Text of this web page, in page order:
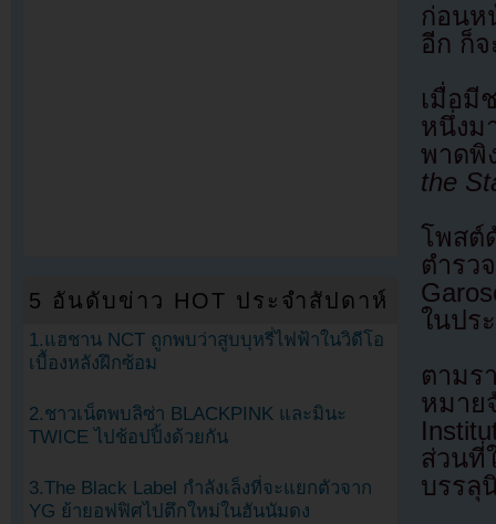
ก่อนห
อีก ก็
เมื่อมี
หนึ่งม
พาดพิ
the
โพสต์
ตำรว
ในปร
ตามร
หมาย
ส่วนที่
บรรลุ
5 อันดับข่าว HOT ประจำสัปดาห์
1.แฮชาน NCT ถูกพบว่าสูบบุหรี่ไฟฟ้าในวิดีโอ
เบื้องหลังฝึกซ้อม
2.ชาวเน็ตพบลิซ่า BLACKPINK และมินะ
TWICE ไปช้อปปิ้งด้วยกัน
3.The Black Label กำลังเล็งที่จะแยกตัวจาก
YG ย้ายอฟฟิศไปตึกใหม่ในฮันนัมดง